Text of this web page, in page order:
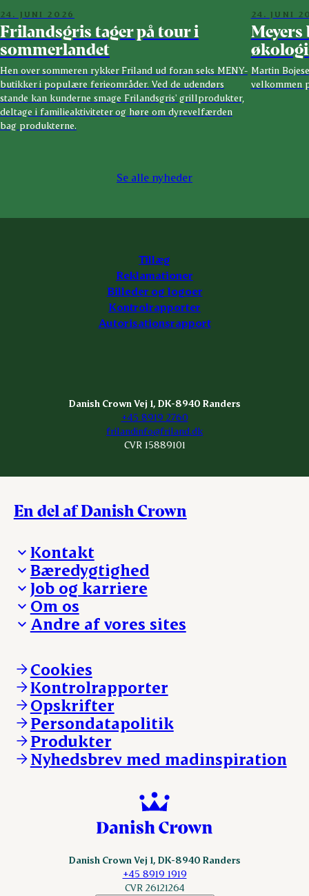
24. JUNI 2026
Frilandsgris tager på tour i
sommerlandet
Hen over sommeren rykker Friland ud foran seks MENY-
butikker i populære ferieområder. Ved de udendørs
stande kan kunderne smage Frilandsgris' grillprodukter,
deltage i familieaktiviteter og høre om dyrevelfærden
bag produkterne.
24. JUNI
Martin
velkommen
Se alle nyheder
Tillæg
Reklamationer
Billeder og logoer
Kontrolrapporter
Autorisationsrapport
Danish Crown Vej 1, DK-8940 Randers
+45 8919 2760
frilandinfo@friland.dk
CVR 15889101
En del af Danish Crown
Kontakt
Besøg Danish Crown
Presse og nyheder
Reklamationer
Whistleblower
Øvrige henvendelser
Bæredygtighed
Fra jord til bord
Hverdagen
Ansvarlighed og nøgletal
Job og karriere
Arbejd med os
Ledige stillinger
Om os
Hvem er vi
Vores resultater
Vores lokationer
Kontakt
Andre af vores sites
Andelsejere - kreatur
Danishcrownprofessional.com
DAT-Schaub.com
ESS-FOOD.com
Fonden Dansk Gastronomi
KLS.se
nordicspoor.com
Scanhide.dk
Cookies
Kontrolrapporter
Opskrifter
Persondatapolitik
Produkter
Nyhedsbrev med madinspiration
Danish Crown Vej 1, DK-8940 Randers
+45 8919 1919
CVR 26121264